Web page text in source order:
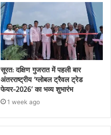
सूरत: दक्षिण गुजरात में पहली बार
अंतरराष्ट्रीय ‘ग्लोबल ट्रैवल ट्रेड
फेयर-2026’ का भव्य शुभारंभ
1 week ago